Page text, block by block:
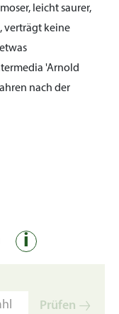
leicht saurer,
verträgt keine
'Arnold
nach der
i
Prüfen